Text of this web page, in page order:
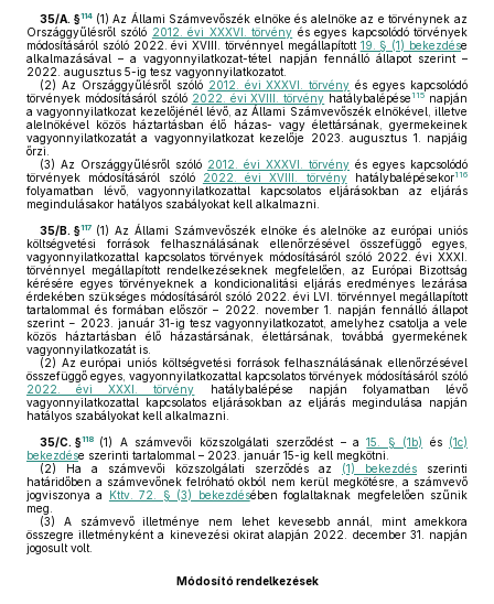
35/A. §114 (1) Az Állami Számvevőszék elnöke és alelnöke az e törvénynek az
Országgyűlésről szóló 2012. évi XXXVI. törvény és egyes kapcsolódó törvények
módosításáról szóló 2022. évi XVIII. törvénnyel megállapított 19. § (1) bekezdése
alkalmazásával – a vagyonnyilatkozat-tétel napján fennálló állapot szerint –
2022. augusztus 5-ig tesz vagyonnyilatkozatot.
(2) Az Országgyűlésről szóló 2012. évi XXXVI. törvény és egyes kapcsolódó
törvények módosításáról szóló 2022. évi XVIII. törvény hatálybalépése 115 napján
a vagyonnyilatkozat kezelőjénél lévő, az Állami Számvevőszék elnökével, illetve
alelnökével közös háztartásban élő házas- vagy élettársának, gyermekeinek
vagyonnyilatkozatát a vagyonnyilatkozat kezelője 2023. augusztus 1. napjáig
őrzi.
(3) Az Országgyűlésről szóló 2012. évi XXXVI. törvény és egyes kapcsolódó
törvények módosításáról szóló 2022. évi XVIII. törvényhatálybalépésekor116
folyamatban lévő, vagyonnyilatkozattal kapcsolatos eljárásokban az eljárás
megindulásakor hatályos szabályokat kell alkalmazni.
35/B. §117 (1) Az Állami Számvevőszék elnöke és alelnöke az európai uniós
költségvetési források felhasználásának ellenőrzésével összefüggő egyes,
vagyonnyilatkozattal kapcsolatos törvények módosításáról szóló 2022. évi XXXI.
törvénnyel megállapított rendelkezéseknek megfelelően, az Európai Bizottság
kérésére egyes törvényeknek a kondicionalitási eljárás eredményes lezárása
érdekében szükséges módosításáról szóló 2022. évi LVI. törvénnyel megállapított
tartalommal és formában először – 2022. november 1. napján fennálló állapot
szerint − 2023. január 31-ig tesz vagyonnyilatkozatot, amelyhez csatolja a vele
közös háztartásban élő házastársának, élettársának, továbbá gyermekének
vagyonnyilatkozatát is.
(2) Az európai uniós költségvetési források felhasználásának ellenőrzésével
összefüggő egyes, vagyonnyilatkozattal kapcsolatos törvények módosításáról szóló
2022. évi XXXI. törvény hatálybalépése napján folyamatban lévő
vagyonnyilatkozattal kapcsolatos eljárásokban az eljárás megindulása napján
hatályos szabályokat kell alkalmazni.
35/C. §118 (1) A számvevői közszolgálati szerződést – a15. § (1b) és (1c)
bekezdése szerinti tartalommal – 2023. január 15-ig kell megkötni.
(2) Ha a számvevői közszolgálati szerződés az (1) bekezdés szerinti
határidőben a számvevőnek felróható okból nem kerül megkötésre, a számvevő
jogviszonya a Kttv. 72. § (3) bekezdésében foglaltaknak megfelelően szűnik
meg.
(3) A számvevő illetménye nem lehet kevesebb annál, mint amekkora
összegre illetményként a kinevezési okirat alapján 2022. december 31. napján
jogosult volt.
Módosító rendelkezések